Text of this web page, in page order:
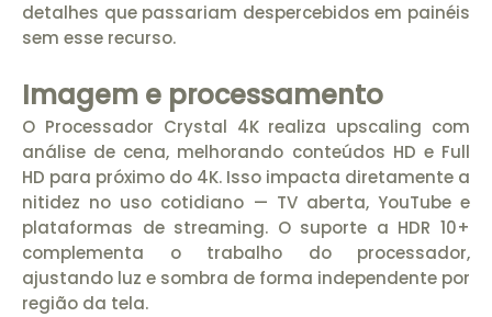
detalhes que passariam despercebidos em painéis
sem esse recurso.
Imagem e processamento
O Processador Crystal 4K realiza upscaling com
análise de cena, melhorando conteúdos HD e Full
HD para próximo do 4K. Isso impacta diretamente a
nitidez no uso cotidiano — TV aberta, YouTube e
plataformas de streaming. O suporte a HDR 10+
complementa o trabalho do processador,
ajustando luz e sombra de forma independente por
região da tela.